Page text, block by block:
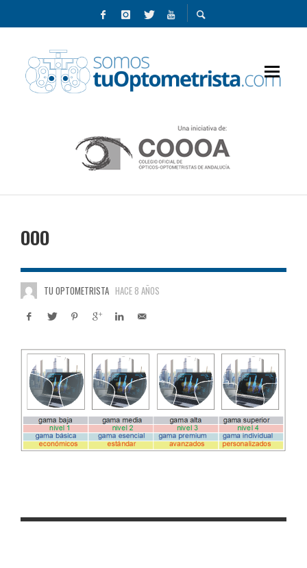
OOO
TU OPTOMETRISTA HACE 8 AÑOS